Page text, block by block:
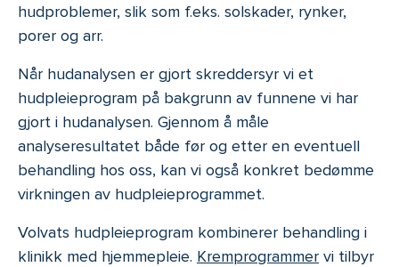
hudproblemer, slik som f.eks. solskader, rynker,
porer og arr.
Når hudanalysen er gjort skreddersyr vi et
hudpleieprogram på bakgrunn av funnene vi har
gjort i hudanalysen. Gjennom å måle
analyseresultatet både før og etter en eventuell
behandling hos oss, kan vi også konkret bedømme
virkningen av hudpleieprogrammet.
Volvats hudpleieprogram kombinerer behandling i
klinikk med hjemmepleie. Kremprogrammer vi tilbyr